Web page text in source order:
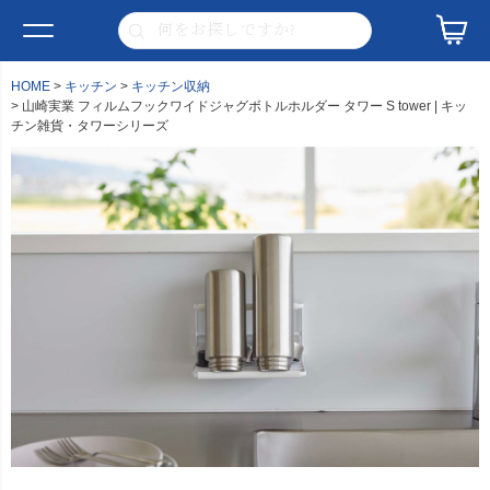
HOME キッチン
キッチン収納
山崎実業 フィルムフックワイドジャグボトルホルダー タワー S tower | キッ
チン雑貨・タワーシリーズ